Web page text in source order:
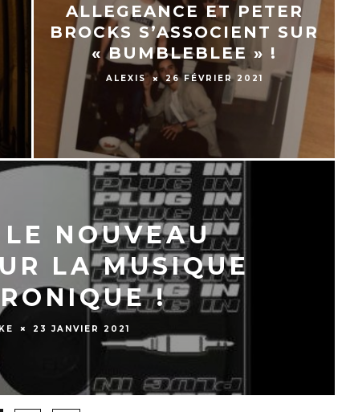
ALLEGEANCE ET PETER
BROCKS S’ASSOCIENT SUR
« BUMBLEBLEE » !
ALEXIS 26 FÉVRIER 2021
NOUVEAU
LA MUSIQUE
!
23 JANVIER 2021